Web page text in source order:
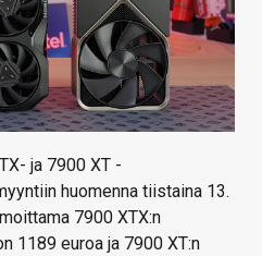
ja 7900 XT -
huomenna tiistaina 13.
7900 XTX:n
1189 euroa ja 7900 XT:n